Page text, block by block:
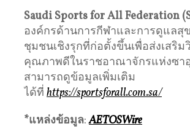
Saudi Sports for All Federation
องค์กรด้านการกีฬาและการดูแลสุ
ชุมชนเชิงรุกที่ก่อตั้งขึ้นเพื่อส่งเสริ
คุณภาพดีในราชอาณาจักรแห่งซา
สามารถดูข้อมูลเพิ่มเติม
ได้ที่ https://sportsforall.com.sa/
*แหล่งข้อมูล:AETOSWire